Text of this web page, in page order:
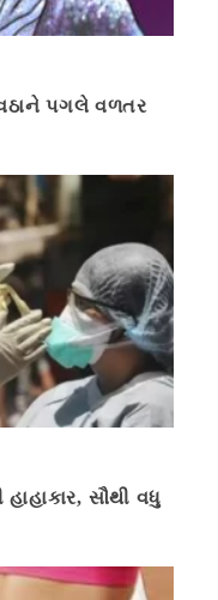
પગલે વળતર
હાહાકાર, સૌથી વધુ